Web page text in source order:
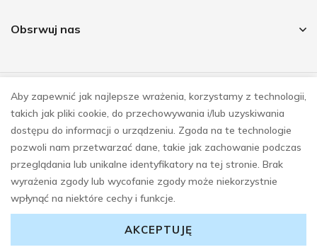
Obsrwuj nas
© COPYRIGHT 2023
REALIZACJAE-SKLEPY INVESTNET
Aby zapewnić jak najlepsze wrażenia, korzystamy z technologii,
takich jak pliki cookie, do przechowywania i/lub uzyskiwania
dostępu do informacji o urządzeniu. Zgoda na te technologie
pozwoli nam przetwarzać dane, takie jak zachowanie podczas
przeglądania lub unikalne identyfikatory na tej stronie. Brak
wyrażenia zgody lub wycofanie zgody może niekorzystnie
wpłynąć na niektóre cechy i funkcje.
AKCEPTUJĘ
0